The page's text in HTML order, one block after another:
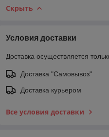
Скрыть
Условия доставки
Доставка осуществляется
Доставка "Самовывоз"
Доставка курьером
Все условия доставки